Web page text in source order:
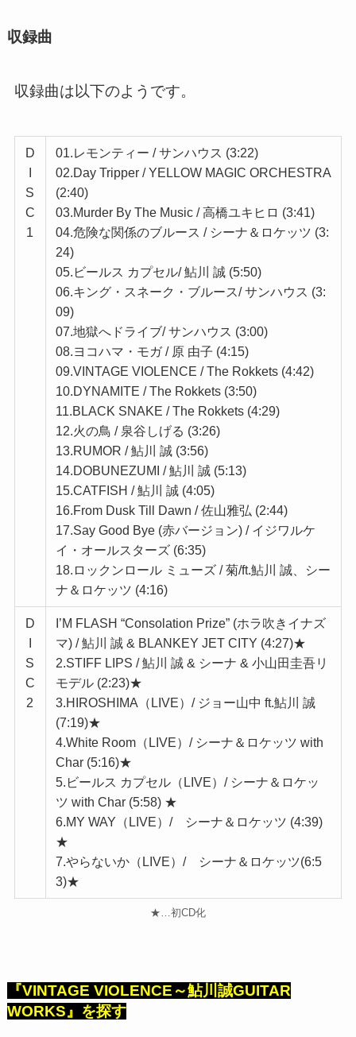
収録曲
収録曲は以下のようです。
D
S
C
1
01.レモンティー / サンハウス (3:22)
02.Day Tripper / YELLOW MAGIC ORCHESTRA
(2:40)
03.Murder By The Music / 高橋ユキヒロ (3:41)
04.危険な関係のブルース / シーナ＆ロケッツ (3:
24)
05.ビールス カプセル/ 鮎川 誠 (5:50)
06.キング・スネーク・ブルース/ サンハウス (3:
09)
07.地獄へドライブ/ サンハウス (3:00)
08.ヨコハマ・モガ / 原 由子 (4:15)
09.VINTAGE VIOLENCE / The Rokkets (4:42)
10.DYNAMITE / The Rokkets (3:50)
11.BLACK SNAKE / The Rokkets (4:29)
12.火の鳥 / 泉谷しげる (3:26)
13.RUMOR / 鮎川 誠 (3:56)
14.DOBUNEZUMI / 鮎川 誠 (5:13)
15.CATFISH / 鮎川 誠 (4:05)
16.From Dusk Till Dawn / 佐山雅弘 (2:44)
17.Say Good Bye (赤バージョン) / イジワルケ
イ・オールスターズ (6:35)
18.ロックンロール ミューズ / 菊/ft.鮎川 誠、シー
ナ＆ロケッツ (4:16)
D
S
C
2
I’M FLASH “Consolation Prize” (ホラ吹きイナズ
マ) / 鮎川 誠 & BLANKEY JET CITY (4:27)★
2.STIFF LIPS / 鮎川 誠 & シーナ & 小山田圭吾リ
モデル (2:23)★
3.HIROSHIMA（LIVE）/ ジョー山中 ft.鮎川 誠
(7:19)★
4.White Room（LIVE）/ シーナ＆ロケッツ with
Char (5:16)★
5.ビールス カプセル（LIVE）/ シーナ＆ロケッ
ツ with Char (5:58) ★
6.MY WAY（LIVE）/ シーナ＆ロケッツ (4:39)
★
7.やらないか（LIVE）/ シーナ＆ロケッツ(6:5
3)★
★…初CD化
『VINTAGE VIOLENCE～鮎川誠GUITAR
WORKS』を探す